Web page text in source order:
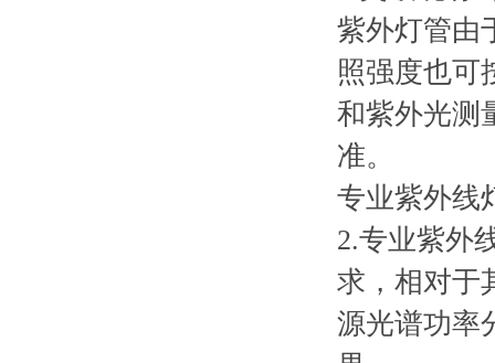
紫外灯管由
照强度也可
和紫外光测
准。
专业紫外线
2.专业紫外
求，相对于
源光谱功率